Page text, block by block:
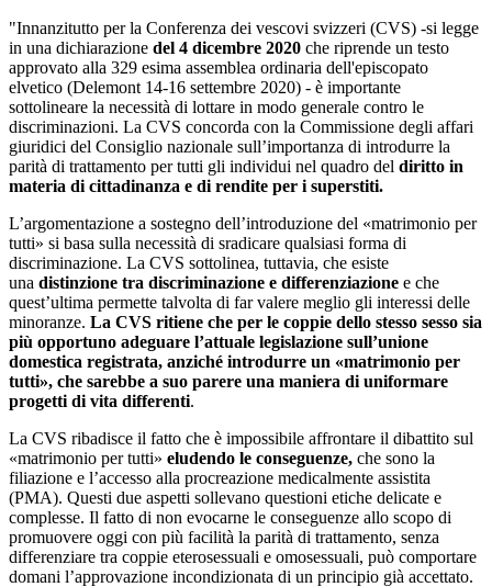
"Innanzitutto per la Conferenza dei vescovi svizzeri (CVS) -si legge
in una dichiarazione del 4 dicembre 2020 che riprende un testo
approvato alla 329 esima assemblea ordinaria dell'episcopato
elvetico (Delemont 14-16 settembre 2020) - è importante
sottolineare la necessità di lottare in modo generale contro le
discriminazioni. La CVS concorda con la Commissione degli affari
giuridici del Consiglio nazionale sull’importanza di introdurre la
parità di trattamento per tutti gli individui nel quadro del diritto in
materia di cittadinanza e di rendite per i superstiti.
L’argomentazione a sostegno dell’introduzione del «matrimonio per
tutti» si basa sulla necessità di sradicare qualsiasi forma di
discriminazione. La CVS sottolinea, tuttavia, che esiste
una distinzione tra discriminazione e differenziazione e che
quest’ultima permette talvolta di far valere meglio gli interessi delle
minoranze. La CVS ritiene che per le coppie dello stesso sesso sia
più opportuno adeguare l’attuale legislazione sull’unione
domestica registrata, anziché introdurre un «matrimonio per
tutti», che sarebbe a suo parere una maniera di uniformare
progetti di vita differenti.
La CVS ribadisce il fatto che è impossibile affrontare il dibattito sul
«matrimonio per tutti» eludendo le conseguenze, che sono la
filiazione e l’accesso alla procreazione medicalmente assistita
(PMA). Questi due aspetti sollevano questioni etiche delicate e
complesse. Il fatto di non evocarne le conseguenze allo scopo di
promuovere oggi con più facilità la parità di trattamento, senza
differenziare tra coppie eterosessuali e omosessuali, può comportare
domani l’approvazione incondizionata di un principio già accettato.